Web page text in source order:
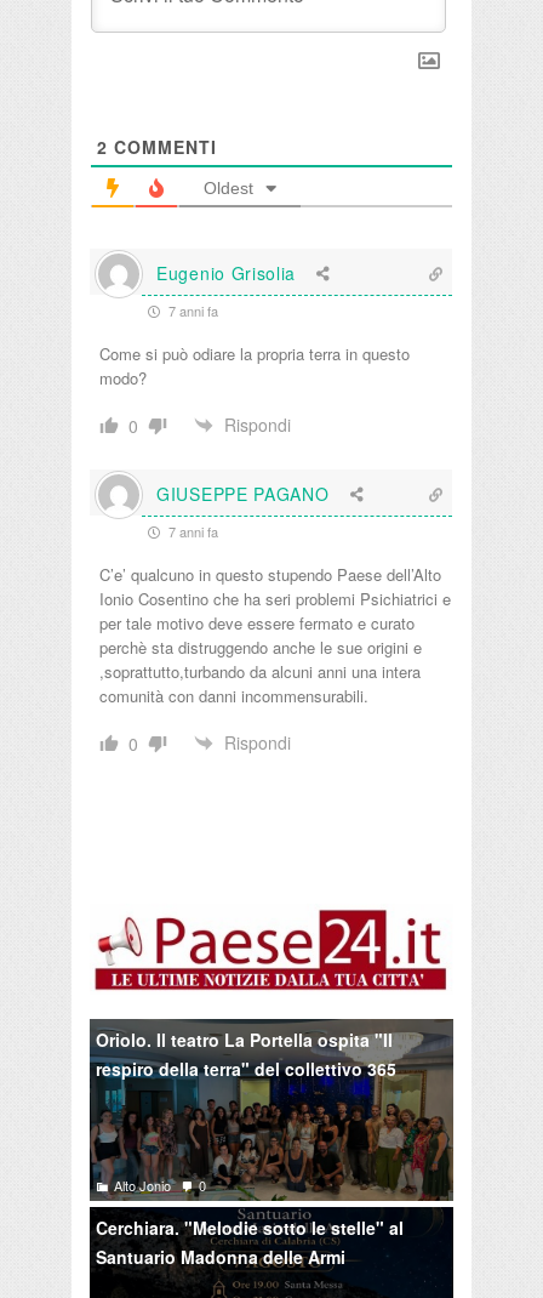
2 COMMENTI
Oldest
Eugenio Grisolia
7 anni fa
Come si può odiare la propria terra in questo
modo?
0 Rispondi
GIUSEPPE PAGANO
7 anni fa
C’e’ qualcuno in questo stupendo Paese dell’Alto
Ionio Cosentino che ha seri problemi Psichiatrici e
per tale motivo deve essere fermato e curato
perchè sta distruggendo anche le sue origini e
,soprattutto,turbando da alcuni anni una intera
comunità con danni incommensurabili.
0 Rispondi
Oriolo. Il teatro La Portella ospita "Il
respiro della terra" del collettivo 365
Alto Jonio 0
Cerchiara. "Melodie sotto le stelle" al
Santuario Madonna delle Armi